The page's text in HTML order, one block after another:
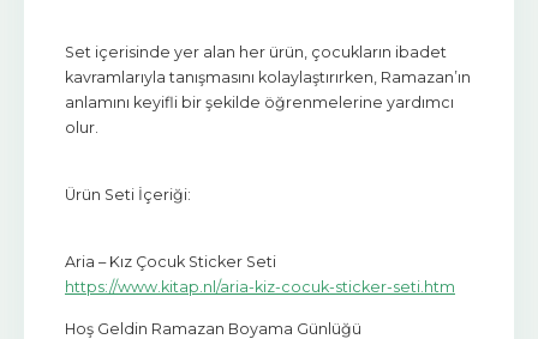
Set içerisinde yer alan her ürün, çocukların ibadet
kavramlarıyla tanışmasını kolaylaştırırken, Ramazan’ın
anlamını keyifli bir şekilde öğrenmelerine yardımcı
olur.
Ürün Seti İçeriği:
Aria – Kız Çocuk Sticker Seti
https://www.kitap.nl/aria-kiz-cocuk-sticker-seti.htm
Hoş Geldin Ramazan Boyama Günlüğü